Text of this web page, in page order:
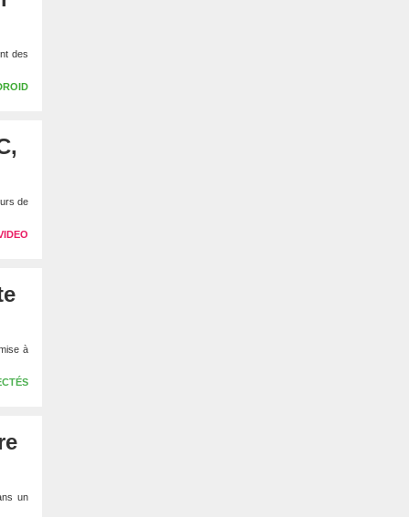
des
de
à
un